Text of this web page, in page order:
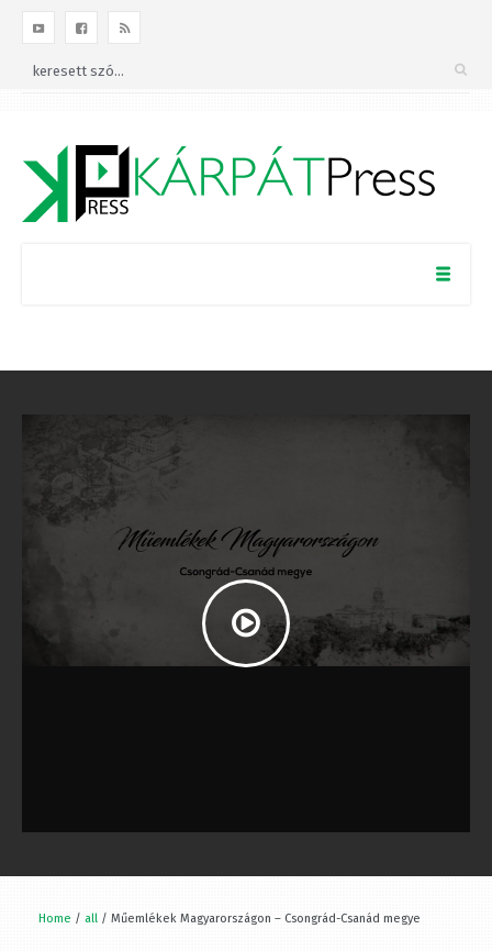
Home / all / Műemlékek Magyarországon – Csongrád-Csanád megye
Kövess minket a